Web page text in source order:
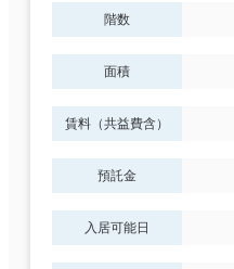
階数
面積
賃料（共益費含）
預託金
入居可能日